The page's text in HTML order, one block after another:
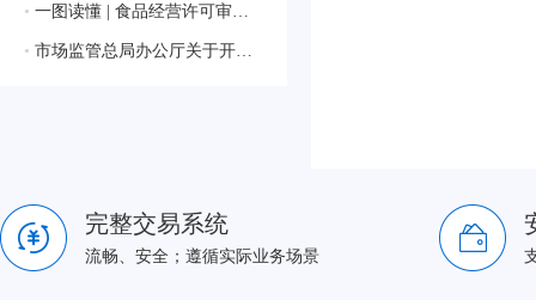
• 一图读懂 | 食品经营许可审查通则
• 市场监管总局办公厅关于开展2024年国家级检验检测机构能力验证工作的通知
完整交易系统
流畅、安全；遵循实际业务场景